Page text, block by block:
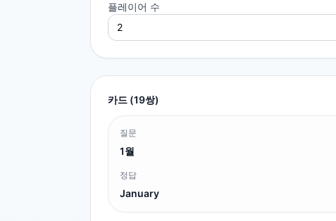
플레이어 수
카드 (19쌍)
질문
1월
정답
January